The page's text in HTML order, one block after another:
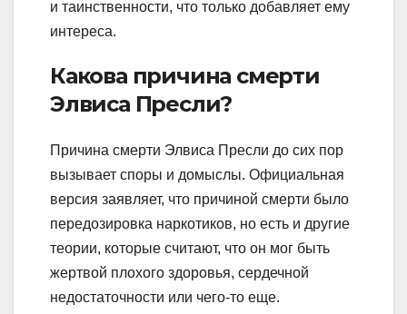
и таинственности, что только добавляет ему
интереса.
Какова причина смерти
Элвиса Пресли?
Причина смерти Элвиса Пресли до сих пор
вызывает споры и домыслы. Официальная
версия заявляет, что причиной смерти было
передозировка наркотиков, но есть и другие
теории, которые считают, что он мог быть
жертвой плохого здоровья, сердечной
недостаточности или чего-то еще.